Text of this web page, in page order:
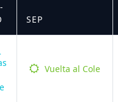
SEP
Vuelta al Cole